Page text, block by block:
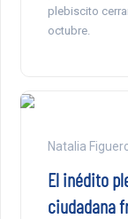
plebiscito
octubre.
Natalia
El inédito
ciudadana